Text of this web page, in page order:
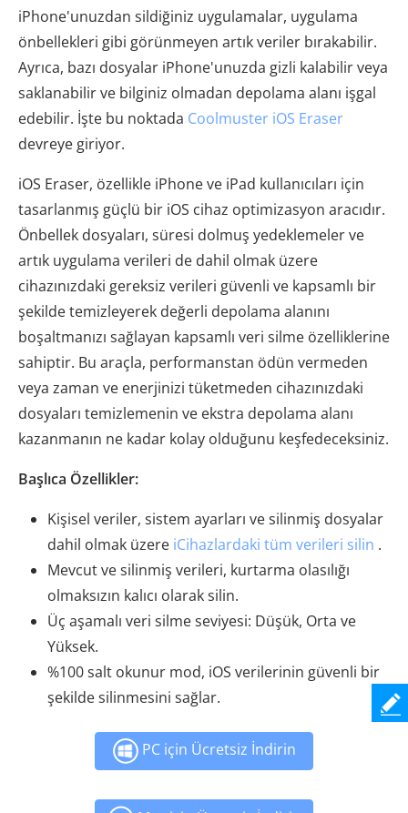
iPhone'unuzdan sildiğiniz uygulamalar, uygulama
önbellekleri gibi görünmeyen artık veriler bırakabilir.
Ayrıca, bazı dosyalar iPhone'unuzda gizli kalabilir veya
saklanabilir ve bilginiz olmadan depolama alanı işgal
edebilir. İşte bu noktada Coolmuster iOS Eraser
devreye giriyor.
iOS Eraser, özellikle iPhone ve iPad kullanıcıları için
tasarlanmış güçlü bir iOS cihaz optimizasyon aracıdır.
Önbellek dosyaları, süresi dolmuş yedeklemeler ve
artık uygulama verileri de dahil olmak üzere
cihazınızdaki gereksiz verileri güvenli ve kapsamlı bir
şekilde temizleyerek değerli depolama alanını
boşaltmanızı sağlayan kapsamlı veri silme özelliklerine
sahiptir. Bu araçla, performanstan ödün vermeden
veya zaman ve enerjinizi tüketmeden cihazınızdaki
dosyaları temizlemenin ve ekstra depolama alanı
kazanmanın ne kadar kolay olduğunu keşfedeceksiniz.
Başlıca Özellikler:
Kişisel veriler, sistem ayarları ve silinmiş dosyalar
dahil olmak üzere iCihazlardaki tüm verileri silin .
Mevcut ve silinmiş verileri, kurtarma olasılığı
olmaksızın kalıcı olarak silin.
Üç aşamalı veri silme seviyesi: Düşük, Orta ve
Yüksek.
%100 salt okunur mod, iOS verilerinin güvenli bir
şekilde silinmesini sağlar.
PC için Ücretsiz İndirin